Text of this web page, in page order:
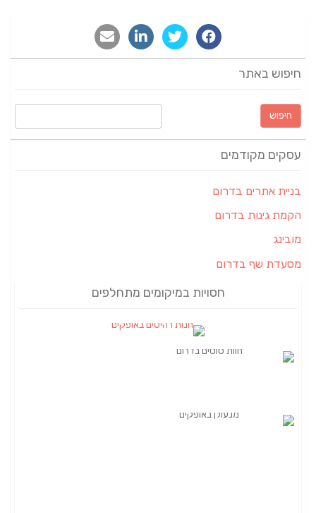
חיפוש באתר
חיפוש:
עסקים מקודמים
בניית אתרים בדרום
הקמת גינות בדרום
מובינג
מסעדת שף בדרום
חסויות במיקומים מתחלפים